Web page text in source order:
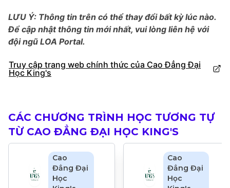
LƯU Ý: Thông tin trên có thể thay đổi bất kỳ lúc nào.
Để cập nhật thông tin mới nhất, vui lòng liên hệ với
đội ngũ LOA Portal.
Truy cập trang web chính thức của Cao Đẳng Đại
Học King's
CÁC CHƯƠNG TRÌNH HỌC TƯƠNG TỰ
TỪ CAO ĐẲNG ĐẠI HỌC KING'S
Cao
Đẳng Đại
Học
Cao
Đẳng Đại
Học